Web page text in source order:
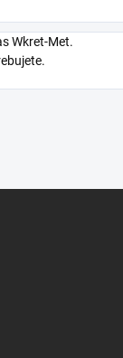
Wkret-Met.